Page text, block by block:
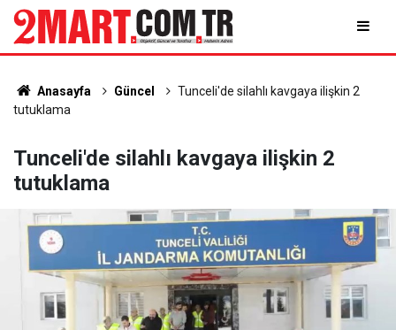
Anasayfa Güncel
Tunceli'de silahlı kavgaya ilişkin 2
tutuklama
Tunceli'de silahlı kavgaya ilişkin 2
tutuklama